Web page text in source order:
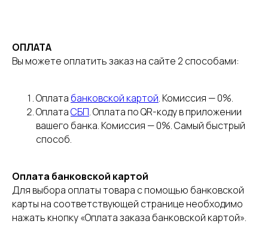
ОПЛАТА
Вы можете оплатить заказ на сайте 2 способами:
Оплата банковской картой. Комиссия — 0%.
ОплатаСБП. Оплата по QR-коду в приложении
вашего банка. Комиссия — 0%. Самый быстрый
способ.
Оплата банковской картой
Для выбора оплаты товара с помощью банковской
карты на соответствующей странице необходимо
нажать кнопку «Оплата заказа банковской картой».